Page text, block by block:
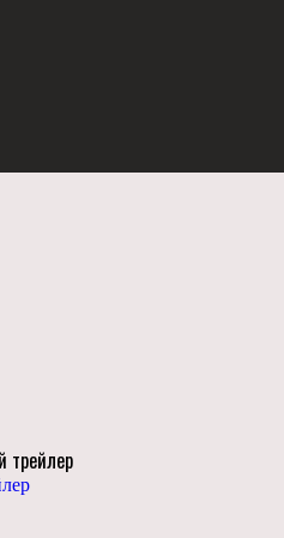
трейлер